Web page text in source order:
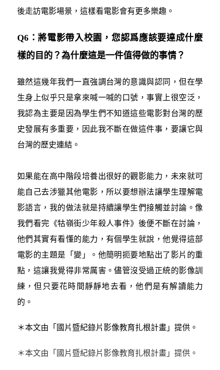
後走訪電影場景，這樣看電影會有更多樂趣。
Q6：將電影帶入校園，您認爲應該要達成什麼
樣的目的？為什麼這是一件值得做的事情？
雖然這幾年我們一直強調台灣的意識與認同，但在學
生身上似乎只是拿來喊一喊的口號，事實上很空泛，
我認為主要是因為學生們不知道這些電影對台灣的歷
史發展有多重要，因此我不斷在做這件事，要讓它與
台灣的歷史連結。
如果能在高中階段培養出很好的觀影能力，未來就可
能自己去涉獵其他電影，所以要想辦法讓學生理解電
影語言，我的做法就是持續讓學生們接觸並討論。像
我們看完《牯嶺街少年殺人事件》後便不斷在討論，
他們其實有看懂的能力，有個學生就說，他覺得這部
電影的主題是「變」。他簡明扼要地點出了影片的重
點，這讓我覺得非常厲害。儘管沒受過正統的影像訓
練，但只要花時間靜靜地去看，他們是有解讀能力
的。
＊本文由「國片暨紀錄片影像教育扎根計畫」提供。
＊本文由「國片暨紀錄片影像教育扎根計畫」提供。